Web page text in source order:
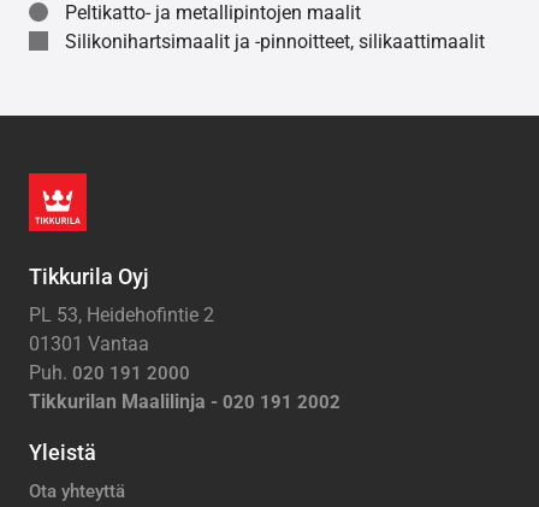
Peltikatto- ja metallipintojen maalit
Silikonihartsimaalit ja -pinnoitteet, silikaattimaalit
Tikkurila Oyj
PL 53, Heidehofintie 2
01301 Vantaa
Puh. 020 191 2000
Tikkurilan Maalilinja - 020 191 2002
Yleistä
Ota yhteyttä